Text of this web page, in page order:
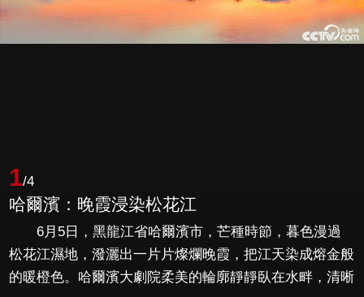
1/4
哈爾濱：晚霞浸染松花江
6月5日，黑龍江省哈爾濱市，芒種時節，暮色漫過
松花江濕地，潑灑出一片片燦爛晚霞，把江天染成熔金般
的暖橙色。哈爾濱大劇院柔美的輪廓靜靜臥在水畔，清晰